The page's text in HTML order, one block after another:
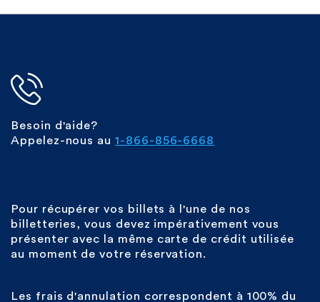
Besoin d'aide?
Appelez-nous au 1-866-856-6668
Pour récupérer vos billets à l'une de nos
billetteries, vous devez impérativement vous
présenter avec la même carte de crédit utilisée
au moment de votre réservation.
Les frais d'annulation correspondent à 100% du